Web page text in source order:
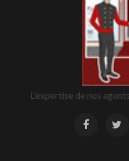
L'expertise de nos